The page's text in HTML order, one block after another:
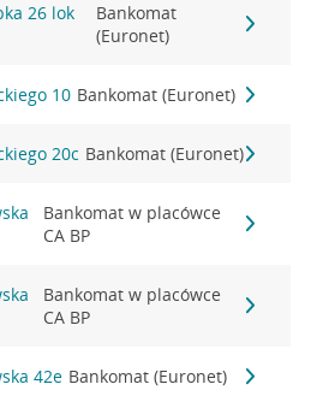
26 lok
Bankomat
(Euronet)
10 Bankomat (Euronet)
20c Bankomat (Euronet)
Bankomat w placówce
CA BP
Bankomat w placówce
CA BP
42e Bankomat (Euronet)